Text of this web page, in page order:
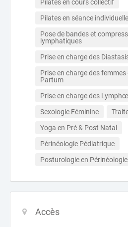
Pilates en cours collectif
Pilates en séance individuelle
Pose de bandes et
lymphatiques
Prise en charge des
Prise en charge des femmes
Partum
Prise en charge des
Sexologie Féminine
Yoga en Pré & Post Natal
Périnéologie Pédiatrique
Posturologie en Périnéologie
Accès